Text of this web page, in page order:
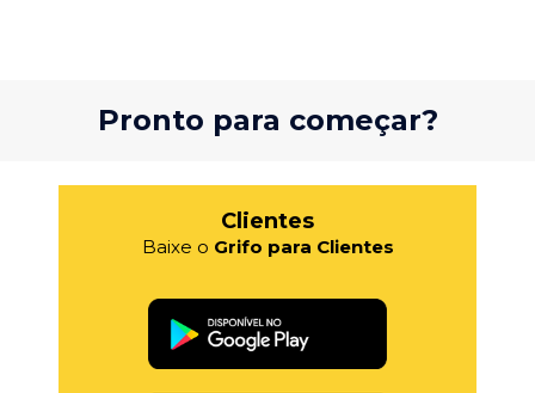
Pronto para começar?
Clientes
Baixe o Grifo para Clientes